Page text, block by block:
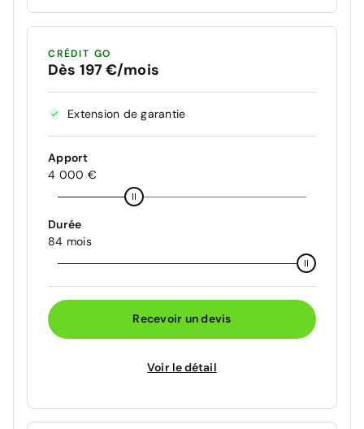
CRÉDIT GO
Dès 197 €/mois
Extension de garantie
Apport
4 000 €
Durée
84 mois
Recevoir un devis
Voir le détail